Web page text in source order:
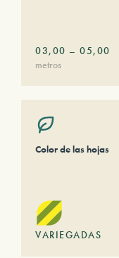
03,00 – 05,00
metros
Color de las hojas
VARIEGADAS